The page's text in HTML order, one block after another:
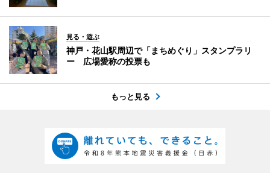
見る・遊ぶ
神戸・花山駅周辺で「まちめぐり」スタンプラリ
ー 広場愛称の投票も
もっと見る